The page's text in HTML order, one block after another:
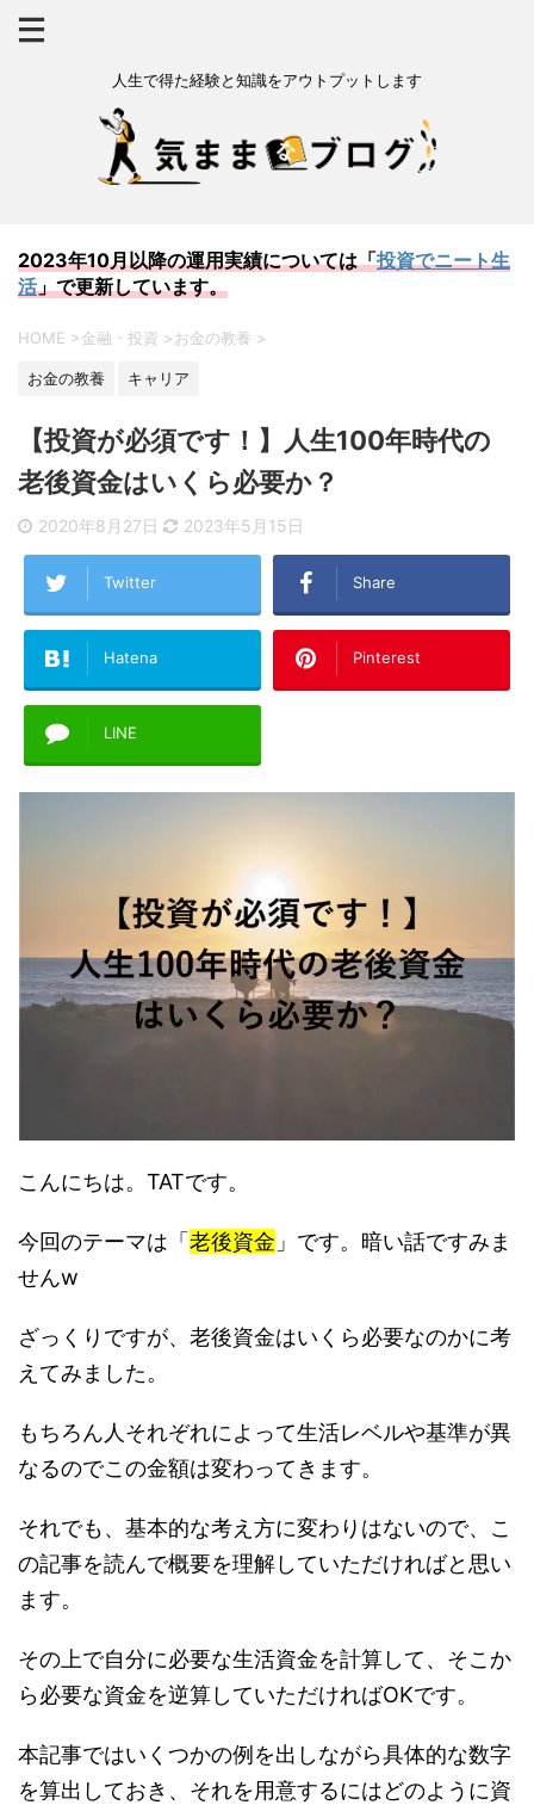
人生で得た経験と知識をアウトプットします
2023年10月以降の運用実績については「投資でニート生
活」で更新しています。
HOME >金融・投資 > お金の教養 >
お金の教養 キャリア
【投資が必須です！】人生100年時代の
老後資金はいくら必要か？
2020年8月27日 2023年5月15日
Twitter Share
Hatena Pinterest
LINE
こんにちは。TATです。
今回のテーマは「 老後資金 」です。暗い話ですみま
せんw
ざっくりですが、老後資金はいくら必要なのかに考
えてみました。
もちろん人それぞれによって生活レベルや基準が異
なるのでこの金額は変わってきます。
それでも、基本的な考え方に変わりはないので、こ
の記事を読んで概要を理解していただければと思い
ます。
その上で自分に必要な生活資金を計算して、そこか
ら必要な資金を逆算していただければOKです。
本記事ではいくつかの例を出しながら具体的な数字
を算出しておき、それを用意するにはどのように資